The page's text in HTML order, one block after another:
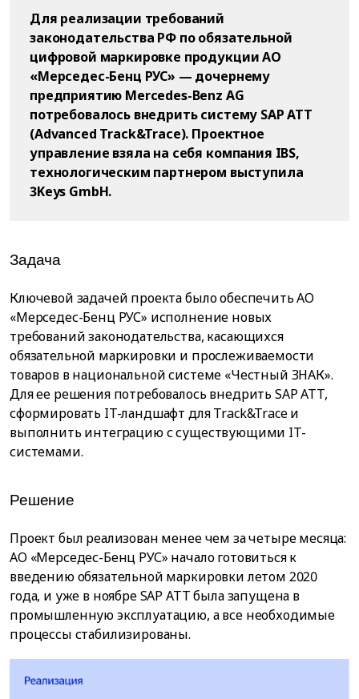
Для реализации требований
законодательства РФ по обязательной
цифровой маркировке продукции АО
«Мерседес-Бенц РУС» — дочернему
предприятию Mercedes-Benz AG
потребовалось внедрить систему SAP ATT
(Advanced Track&Trace). Проектное
управление взяла на себя компания IBS,
технологическим партнером выступила
3Keys GmbH.
Задача
Ключевой задачей проекта было обеспечить АО
«Мерседес-Бенц РУС» исполнение новых
требований законодательства, касающихся
обязательной маркировки и прослеживаемости
товаров в национальной системе «Честный ЗНАК».
Для ее решения потребовалось внедрить SAP ATT,
сформировать IT-ландшафт для Track&Trace и
выполнить интеграцию с существующими IT-
системами.
Решение
Проект был реализован менее чем за четыре месяца:
АО «Мерседес-Бенц РУС» начало готовиться к
введению обязательной маркировки летом 2020
года, и уже в ноябре SAP ATT была запущена в
промышленную эксплуатацию, а все необходимые
процессы стабилизированы.